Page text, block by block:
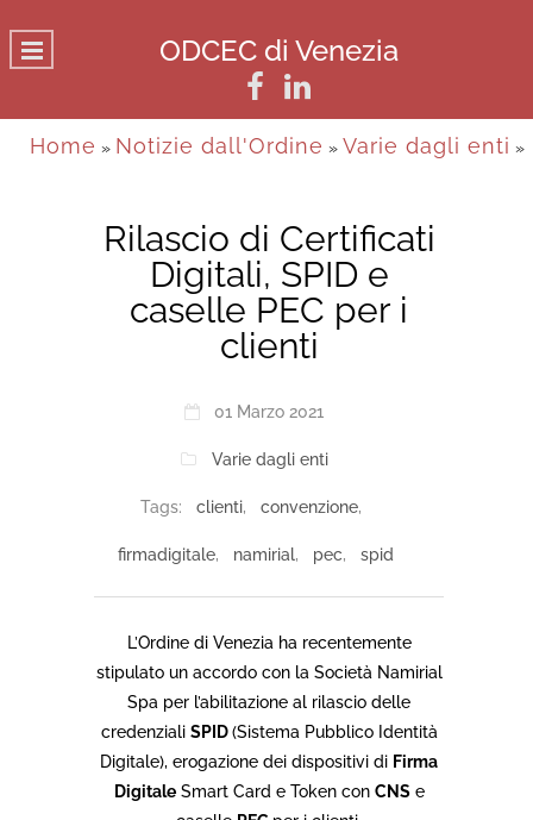
ODCEC di Venezia
Home » Notizie dall'Ordine » Varie dagli enti »
Rilascio di Certificati
Digitali, SPID e
caselle PEC per i
clienti
01 Marzo 2021
Varie dagli enti
Tags: clienti, convenzione,
firmadigitale, namirial, pec, spid
L’Ordine di Venezia ha recentemente
stipulato un accordo con la Società Namirial
Spa per l’abilitazione al rilascio delle
credenziali SPID(Sistema Pubblico Identità
Digitale), erogazione dei dispositivi di Firma
DigitaleSmart Card e Token con CNSe